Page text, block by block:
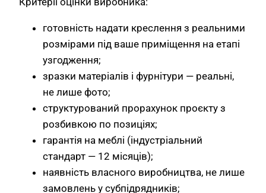
готовність надати креслення з реальними
розмірами під ваше приміщення на етапі
узгодження;
зразки матеріалів і фурнітури — реальні,
не лише фото;
структурований прорахунок проєкту з
розбивкою по позиціях;
гарантія на меблі (індустріальний
стандарт — 12 місяців);
наявність власного виробництва, не лише
замовлень у субпідрядників;